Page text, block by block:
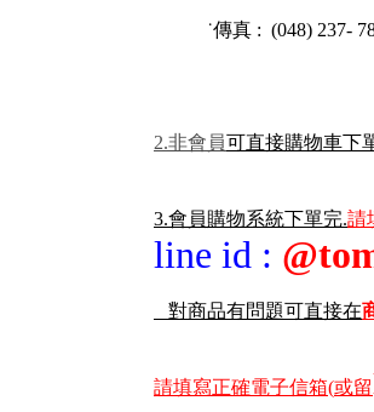
˙傳真 : (048) 237-
2.非會員可直接購物車下
3.會員購物系統下單完.請
line id :
對商品有問題可直接在
請填寫正確電子信箱(或留